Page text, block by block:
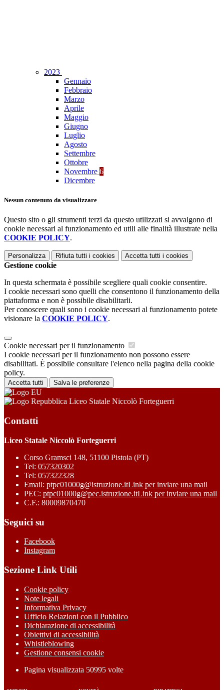
2023
Gennaio
Febbraio
Marzo
Aprile
Maggio
Giugno
Luglio
Agosto
Settembre
Ottobre
Novembre 6
Dicembre
Nessun contenuto da visualizzare
Questo sito o gli strumenti terzi da questo utilizzati si avvalgono di
cookie necessari al funzionamento ed utili alle finalità illustrate nella
COOKIE POLICY.
Personalizza Rifiuta tutti i cookies Accetta tutti i cookies
Gestione cookie
In questa schermata è possibile scegliere quali cookie consentire.
I cookie necessari sono quelli che consentono il funzionamento della
piattaforma e non è possibile disabilitarli.
Per conoscere quali sono i cookie necessari al funzionamento potete
visionare la COOKIE POLICY.
Cookie necessari per il funzionamento
I cookie necessari per il funzionamento non possono essere
disabilitati. È possibile consultare l'elenco nella pagina della cookie
policy.
Accetta tutti Salva le preferenze
Liceo Statale Niccolò Forteguerri
Contatti
Liceo Statale Niccolò Forteguerri
Corso Gramsci 148, 51100 Pistoia (PT)
Tel: 057320302
Tel: 057322328
Email: ptpc01000g@istruzione.itLink per inviare una mail
PEC: ptpc01000g@pec.istruzione.itLink per inviare una mail
C.F.: 80009870470
Seguici su
Facebook
Instagram
Sezione Link Utili
Cookie policy
Note legali
Informativa Privacy
Ufficio Relazioni con il Pubblico
Dichiarazione di accessibilità
Obiettivi di accessibilità
Whistleblowing
Gestione consensi cookie
Pagina visualizzata 50995 volte